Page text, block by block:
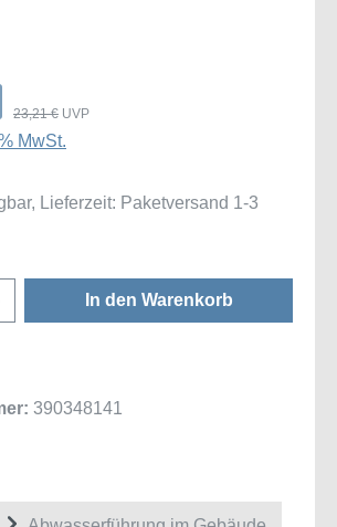
23,21 € UVP
MwSt.
Lieferzeit: Paketversand 1-3
Gib den gewünschten
In den Warenkorb
390348141